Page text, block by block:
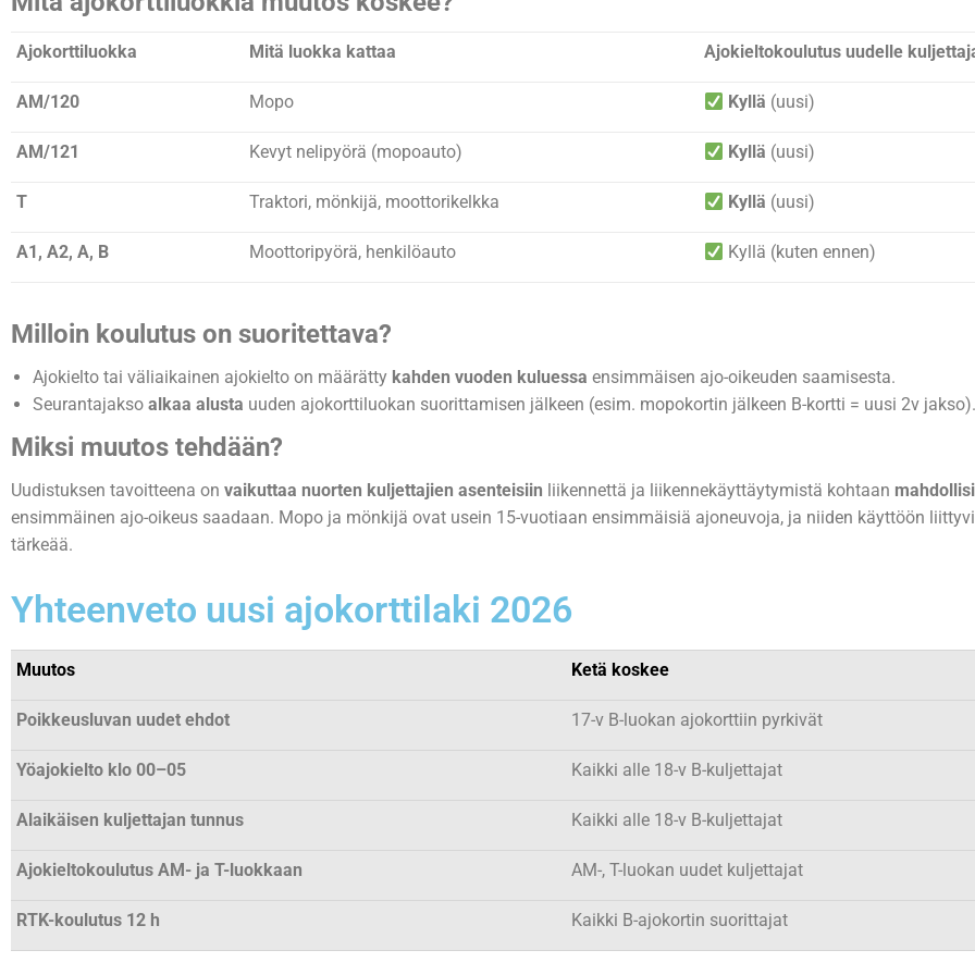
Ajokorttiluokka Mitä luokka kattaa Ajokieltokoulutus uudelle
AM/120 Mopo Kyllä (uusi)
AM/121 Kevyt nelipyörä (mopoauto) Kyllä (uusi)
T Traktori, mönkijä, moottorikelkka Kyllä (uusi)
A1, A2, A, B Moottoripyörä, henkilöauto Kyllä (kuten ennen)
Milloin koulutus on suoritettava?
Ajokielto tai väliaikainen ajokielto on määrätty kahden vuoden kuluessa ensimmäisen ajo-oikeuden saamisesta.
Seurantajakso alkaa alusta uuden ajokorttiluokan suorittamisen jälkeen (esim. mopokortin jälkeen B-kortti = uusi 2v jakso).
Miksi muutos tehdään?
Uudistuksen tavoitteena on vaikuttaa nuorten kuljettajien asenteisiin liikennettä ja liikennekäyttäytymistä kohtaan
ensimmäinen ajo-oikeus saadaan. Mopo ja mönkijä ovat usein 15-vuotiaan ensimmäisiä ajoneuvoja, ja niiden käyttöön
tärkeää.
Yhteenveto uusi ajokorttilaki 2026
Muutos Ketä koskee
Poikkeusluvan uudet ehdot 17-v B-luokan ajokorttiin pyrkivät
Yöajokielto klo 00–05 Kaikki alle 18-v B-kuljettajat
Alaikäisen kuljettajan tunnus Kaikki alle 18-v B-kuljettajat
Ajokieltokoulutus AM- ja T-luokkaan AM-, T-luokan uudet kuljettajat
RTK-koulutus 12 h Kaikki B-ajokortin suorittajat